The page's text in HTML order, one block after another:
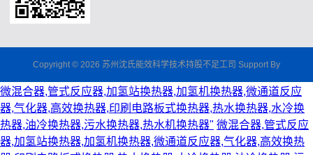
Copyright © 2026 苏州沈氏能效科学技术持股不足工司 Support By
微混合器,管式反应器,加氢站换热器,加氢机换热器,微通道反应
器,气化器,高效换热器,印刷电路板式换热器,热水换热器,水冷换
热器,油冷换热器,污水换热器,热水机换热器" 微混合器,管式反应
器,加氢站换热器,加氢机换热器,微通道反应器,气化器,高效换热